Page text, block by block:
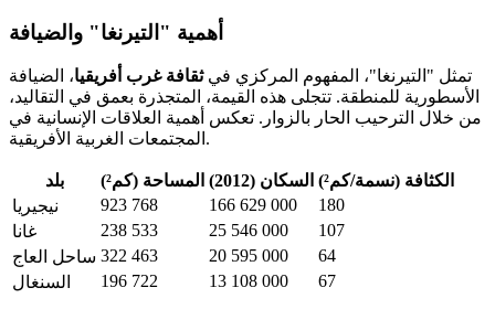
أهمية "التيرنغا" والضيافة
تمثل "التيرنغا"، المفهوم المركزي فيثقافة غرب أفريقيا، الضيافة
الأسطورية للمنطقة. تتجلى هذه القيمة، المتجذرة بعمق في التقاليد،
من خلال الترحيب الحار بالزوار. تعكس أهمية العلاقات الإنسانية في
المجتمعات الغربية الأفريقية.
بلد المساحة (كم²) السكان (2012)
الكثافة (نسمة/كم²)
نيجيريا
923 768 166 629 000
180
غانا
238 533 25 546 000
107
ساحل العاج 322 463 20 595 000
64
السنغال
196 722 13 108 000 67